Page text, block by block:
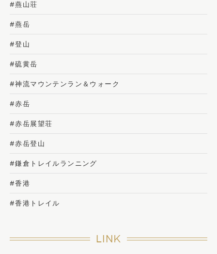
#燕山荘
#燕岳
#登山
#硫黄岳
#神流マウンテンラン＆ウォーク
#赤岳
#赤岳展望荘
#赤岳登山
#鎌倉トレイルランニング
#香港
#香港トレイル
LINK